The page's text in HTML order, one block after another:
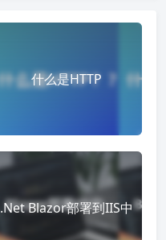
什么是HTTP
.Net Blazor部署到IIS中